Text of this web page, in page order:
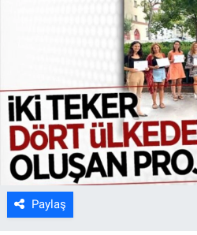
Paylaş